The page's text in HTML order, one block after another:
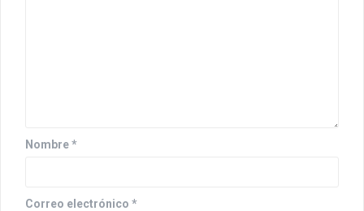
Nombre*
Correo electrónico *